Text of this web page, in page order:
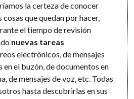
la certeza de conocer
cosas que quedan por hacer,
el tiempo de revisión
nuevas tareas
electrónicos, de mensajes
en el buzón, de documentos en
de mensajes de voz, etc. Todas
hasta descubrirlas en sus